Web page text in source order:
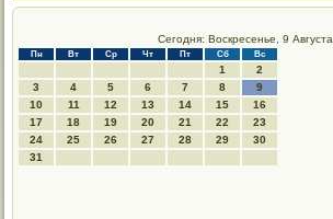
Сегодня: Воскресенье, 9 Августа
Пн Вт Ср Чт Пт Сб Вс
1
2
3
4 5 6 7 8
9
10
11 12 13 14 15
16
17
18 19 20 21 22
23
24
25 26 27 28 29
30
31